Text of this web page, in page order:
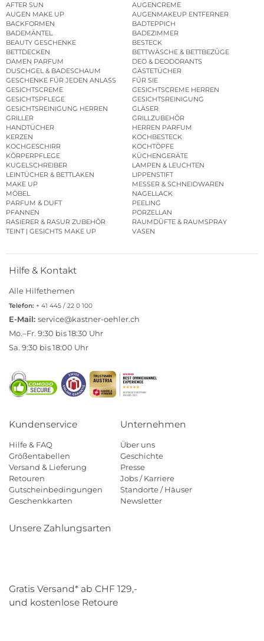
AFTER SUN
AUGENCREME
AUGEN MAKE UP
AUGENMAKEUP ENTFERNER
BACKFORMEN
BADTEPPICH
BADEMÄNTEL
BADEZIMMER
BEAUTY GESCHENKE
BESTECK
BETTDECKEN
BETTWÄSCHE & BETTBEZÜGE
DAMEN PARFUM
DEO & DEODORANTS
DUSCHGEL & BADESCHAUM
GÄSTETÜCHER
GESCHENKE FÜR JEDEN ANLASS
FÜR SIE
GESICHTSCREME
GESICHTSCREME HERREN
GESICHTSPFLEGE
GESICHTSREINIGUNG
GESICHTSREINIGUNG HERREN
GLÄSER
GRILLER
GRILLZUBEHÖR
HANDTÜCHER
HERREN PARFUM
KERZEN
KOCHBESTECK
KOCHGESCHIRR
KOCHTÖPFE
KÖRPERPFLEGE
KÜCHENGERÄTE
KUGELSCHREIBER
LAMPEN & LEUCHTEN
LEINTÜCHER & BETTLAKEN
LIPPENSTIFT
MAKE UP
MESSER & SCHNEIDWAREN
MÖBEL
NAGELLACK
PARFUM & DUFT
PEELING
PFANNEN
PORZELLAN
RASIERER & RASUR ZUBEHÖR
RAUMDÜFTE & RAUMSPRAY
TEINT | GESICHTS MAKE UP
VASEN
Hilfe & Kontakt
Alle Hilfethemen
Telefon: + 41 445 / 22 0 100
E-Mail: service@kastner-oehler.ch
Mo.–Fr. 9:30 bis 18:30 Uhr
Sa. 9:30 bis 18:00 Uhr
Kundenservice
Hilfe & FAQ
Größentabellen
Versand & Lieferung
Retouren
Gutscheinbedingungen
Geschenkkarten
Unternehmen
Über uns
Geschichte
Presse
Jobs / Karriere
Standorte / Häuser
Newsletter
Unsere Zahlungsarten
Gratis Versand* ab CHF 129,-
und kostenlose Retoure